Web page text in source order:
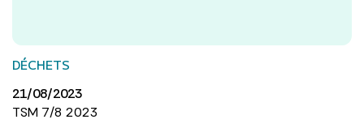
DÉCHETS
21/08/2023
TSM 7/8 2023